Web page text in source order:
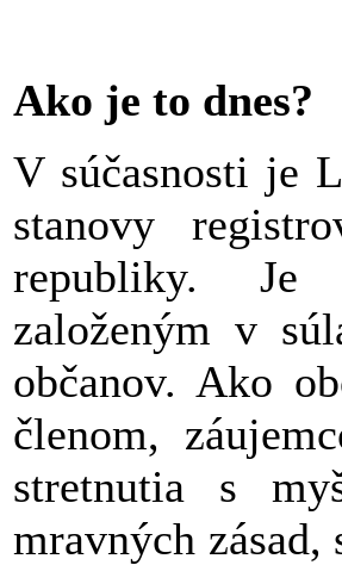
Ako je to dnes?
V súčasnosti je
stanovy
republiky. Je
založeným v
občanov. Ako
členom,
stretnutia s
mravných